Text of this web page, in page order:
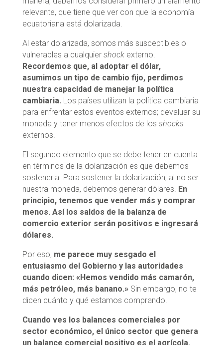
relevante, que tiene que ver con que la economía
ecuatoriana está dolarizada.
Al estar dolarizada, somos más susceptibles o
vulnerables a cualquier shockexterno.
Recordemos que, al adoptar el dólar,
asumimos un tipo de cambio fijo, perdimos
nuestra capacidad de manejar la política
cambiaria. Los países utilizan la política cambiaria
para enfrentar estos eventos externos; devaluar su
moneda y tener menos efectos de los shocks
externos.
El segundo elemento que se debe tener en cuenta
en términos de la dolarización es que debemos
sostenerla. Para sostener la dolarización, al no ser
nuestra moneda, debemos generar dólares. En
principio, tenemos que vender más y comprar
menos. Así los saldos de la balanza de
comercio exterior serán positivos e ingresará
dólares.
Por eso, me parece muy sesgado el
entusiasmo del Gobierno y las autoridades
cuando dicen: «Hemos vendido más camarón,
más petróleo, más banano.»Sin embargo, no te
dicen cuánto y qué estamos comprando.
Cuando ves los balances comerciales por
sector económico, el único sector que genera
un balance comercial positivo es el agrícola.